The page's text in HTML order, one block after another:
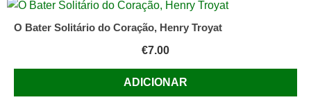
O Bater Solitário do Coração, Henry Troyat
€7.00
ADICIONAR